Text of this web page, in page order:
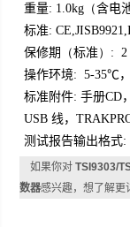
重量: 1.0kg（含电
标准:
保修期 （标准 ）:
操作环境: 5-35℃，
标准附件:手册CD
USB线，
测试报告输出格式:
如果你对TSI9303/
数器感兴趣，想了解更